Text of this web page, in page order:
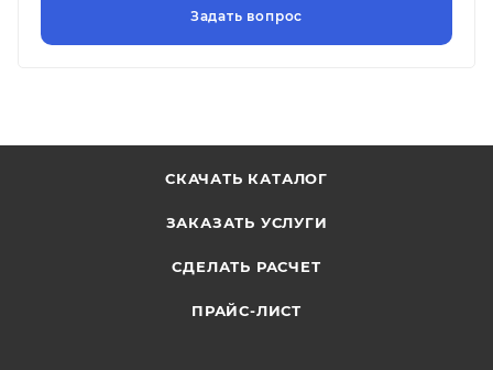
СКАЧАТЬ КАТАЛОГ
ЗАКАЗАТЬ УСЛУГИ
СДЕЛАТЬ РАСЧЕТ
ПРАЙС-ЛИСТ